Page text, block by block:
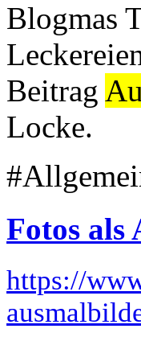
Blogmas
Beitrag
Locke.
Fotos als
https://